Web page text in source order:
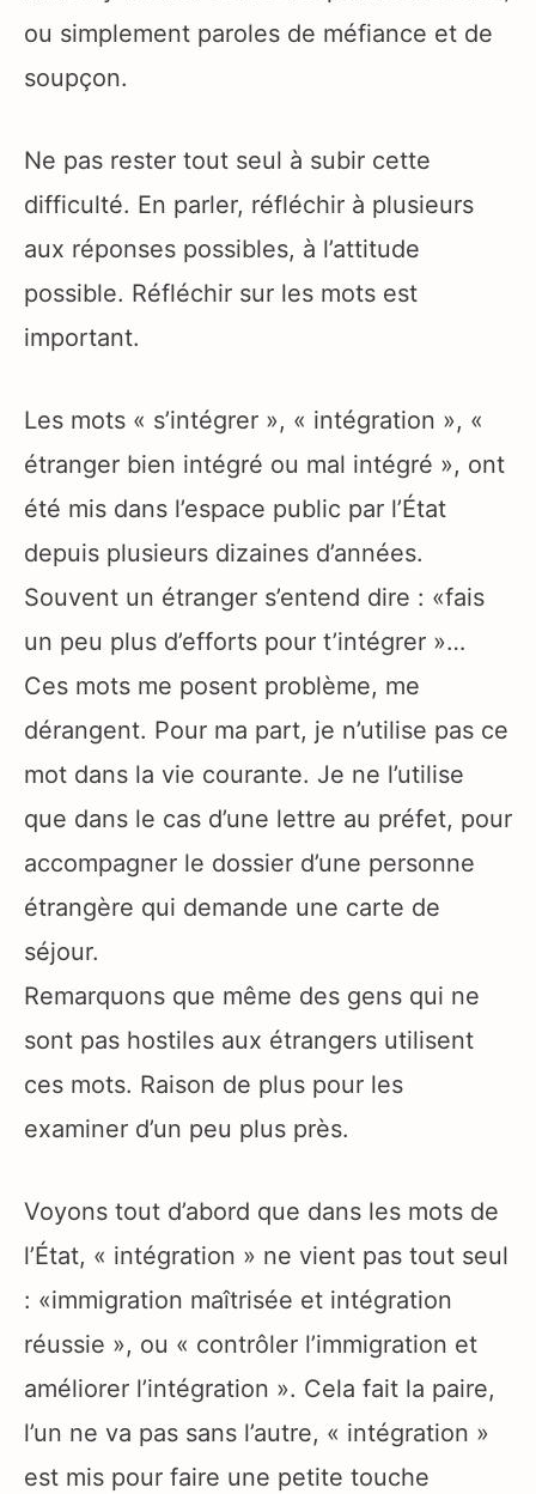
ou simplement paroles de méfiance et de
soupçon.
Ne pas rester tout seul à subir cette
difficulté. En parler, réfléchir à plusieurs
aux réponses possibles, à l’attitude
possible. Réfléchir sur les mots est
important.
Les mots « s’intégrer », « intégration », «
étranger bien intégré ou mal intégré », ont
été mis dans l’espace public par l’État
depuis plusieurs dizaines d’années.
Souvent un étranger s’entend dire : «fais
un peu plus d’efforts pour t’intégrer »…
Ces mots me posent problème, me
dérangent. Pour ma part, je n’utilise pas ce
mot dans la vie courante. Je ne l’utilise
que dans le cas d’une lettre au préfet, pour
accompagner le dossier d’une personne
étrangère qui demande une carte de
séjour.
Remarquons que même des gens qui ne
sont pas hostiles aux étrangers utilisent
ces mots. Raison de plus pour les
examiner d’un peu plus près.
Voyons tout d’abord que dans les mots de
l’État, « intégration » ne vient pas tout seul
: «immigration maîtrisée et intégration
réussie », ou « contrôler l’immigration et
améliorer l’intégration ». Cela fait la paire,
l’un ne va pas sans l’autre, « intégration »
est mis pour faire une petite touche